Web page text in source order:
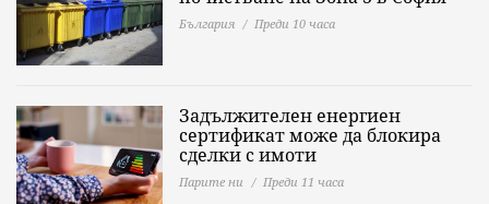
България Преди 10 часа
Задължителен енергиен
сертификат може да блокира
сделки с имоти
Парите ни Преди 11 часа